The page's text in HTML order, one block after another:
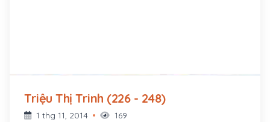
Triệu Thị Trinh (226 - 248)
1 thg 11, 2014 169